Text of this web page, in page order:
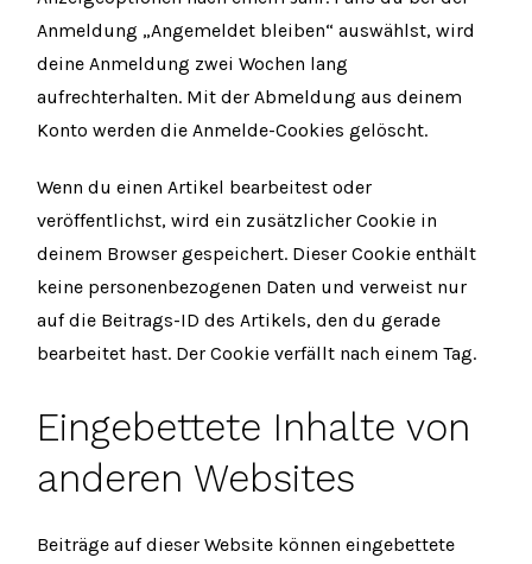
Anmeldung „Angemeldet bleiben“ auswählst, wird
deine Anmeldung zwei Wochen lang
aufrechterhalten. Mit der Abmeldung aus deinem
Konto werden die Anmelde-Cookies gelöscht.
Wenn du einen Artikel bearbeitest oder
veröffentlichst, wird ein zusätzlicher Cookie in
deinem Browser gespeichert. Dieser Cookie enthält
keine personenbezogenen Daten und verweist nur
auf die Beitrags-ID des Artikels, den du gerade
bearbeitet hast. Der Cookie verfällt nach einem Tag.
Eingebettete Inhalte von
anderen Websites
Beiträge auf dieser Website können eingebettete